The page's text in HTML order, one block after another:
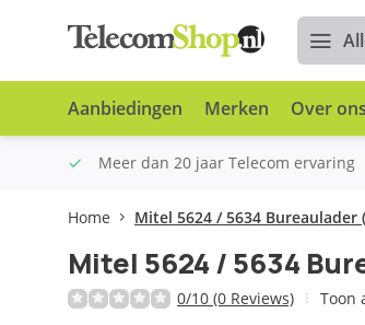
Aanbiedingen Merken Over ons
Meer dan 20 jaar Telecom ervaring
Home Mitel 5624 / 5634 Bureaulader
Mitel 5624 / 5634
0/10 (0 Reviews) Toon